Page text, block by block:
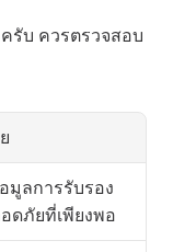
รับ ควรตรวจสอบ
มูลการรับรอง
ดภัยที่เพียงพอ